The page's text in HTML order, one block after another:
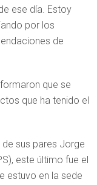
ese día. Estoy
por los
de
que se
que ha tenido el
sus pares Jorge
este último fue el
estuvo en la sede